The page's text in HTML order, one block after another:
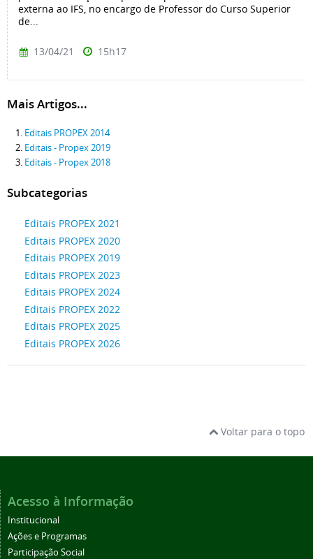
externa ao IFS, no encargo de Professor do Curso Superior
de...
13/04/21 15h17
Mais Artigos...
Editais PROPEX 2014
Editais - Propex 2019
Editais - Propex 2018
Subcategorias
Editais PROPEX 2021
Editais PROPEX 2020
Editais PROPEX 2019
Editais PROPEX 2023
Editais PROPEX 2024
Editais PROPEX 2022
Editais PROPEX 2025
Editais PROPEX 2026
Voltar para o topo
Acesso à Informação
Institucional
Ações e Programas
Participação Social